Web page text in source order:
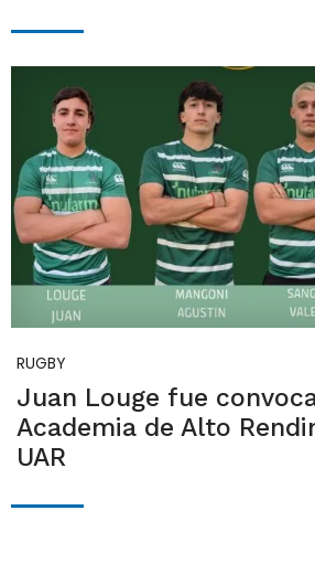
RUGBY
Juan Louge fue
Academia de Alto
UAR